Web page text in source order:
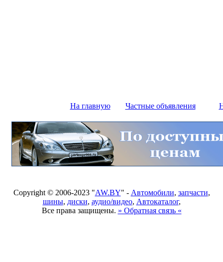
На главную Частные объявления
Copyright © 2006-2023 "AW.BY" - Автомобили, запчасти,
шины, диски, аудио/видео, Автокаталог,
Все права защищены. » Обратная связь «